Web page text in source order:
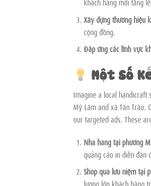
Xây dựng thương hiệu
cộng đồng.
Đáp ứng các lĩnh vực
Một Số
Imagine a local handicraft
Mỹ Lâm and xã Tân Trào.
our targeted ads. These
Nhà hàng tại phường
quảng cáo in diễn đàn
Shop quà lưu niệm tại
lượng lớn khách hàng